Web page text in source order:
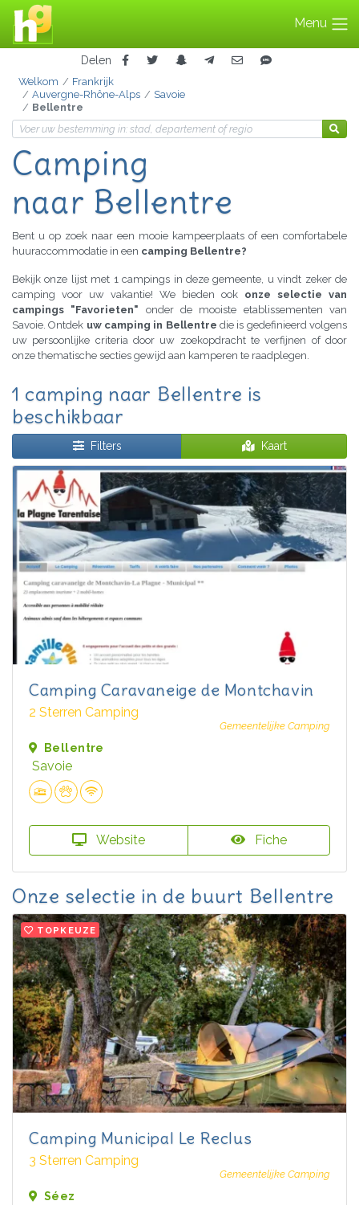
Menu
Delen
Welkom
Frankrijk
Auvergne-Rhône-Alps
Savoie
Bellentre
Camping
naar Bellentre
Bent u op zoek naar een mooie kampeerplaats of een comfortabele
huuraccommodatie in een camping Bellentre?
Bekijk onze lijst met 1 campings in deze gemeente, u vindt zeker de
camping voor uw vakantie! We bieden ook onze selectie van
campings "Favorieten" onder de mooiste etablissementen van
Savoie. Ontdek uw camping in Bellentre die is gedefinieerd volgens
uw persoonlijke criteria door uw zoekopdracht te verfijnen of door
onze thematische secties gewijd aan kamperen te raadplegen.
1 camping naar Bellentre is
beschikbaar
Filters Kaart
Camping Caravaneige de Montchavin
2 Sterren Camping
Gemeentelijke Camping
Bellentre
Savoie
Website Fiche
Onze selectie in de buurt Bellentre
TOPKEUZE
Camping Municipal Le Reclus
3 Sterren Camping
Gemeentelijke Camping
Séez